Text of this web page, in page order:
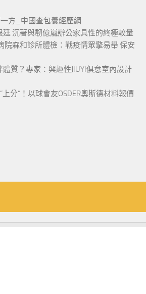
方_中國查包養經歷網
沉著與韌億嵐辦公家具性的終極較量
院森和診所體檢：戰疫情眾擎易舉 保安
質？專家：興趣性JIUYI俱意室內設計
上分“！以球會友OSDER奧斯德材料報價